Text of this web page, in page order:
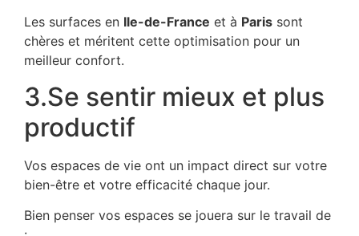
Les surfaces en Ile-de-France et à Paris sont
chères et méritent cette optimisation pour un
meilleur confort.
3.Se sentir mieux et plus
productif
Vos espaces de vie ont un impact direct sur votre
bien-être et votre efficacité chaque jour.
Bien penser vos espaces se jouera sur le travail de